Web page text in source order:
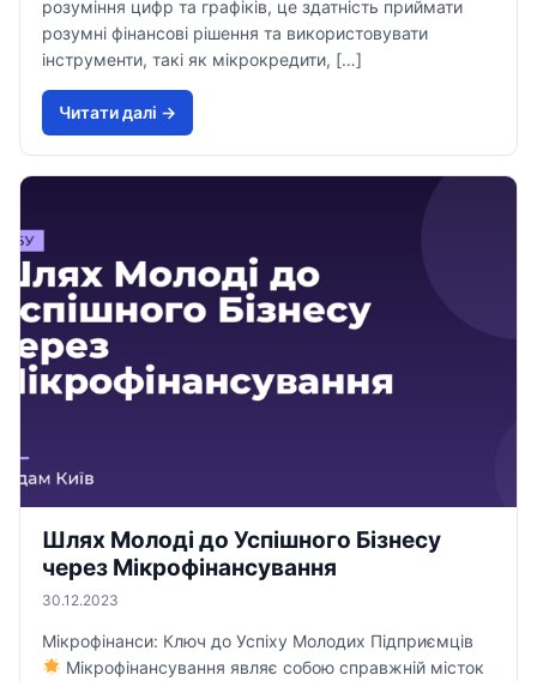
розуміння цифр та графіків, це здатність приймати
розумні фінансові рішення та використовувати
інструменти, такі як мікрокредити, […]
Читати далi →
Шлях Молоді до Успішного Бізнесу
через Мікрофінансування
30.12.2023
Мікрофінанси: Ключ до Успіху Молодих Підприємців
Мікрофінансування являє собою справжній місток